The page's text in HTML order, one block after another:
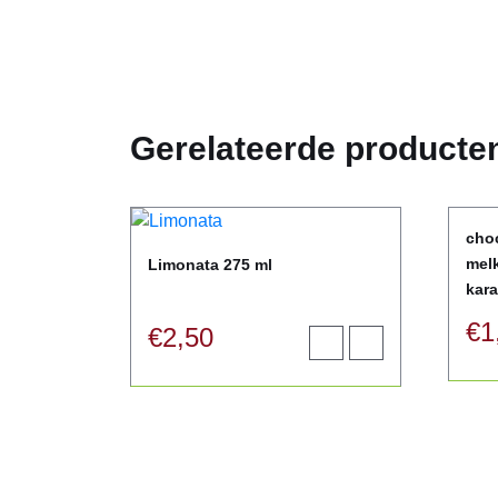
Gerelateerde
Limonata 275 ml
€2,50
product
aan
winkelwagen
€